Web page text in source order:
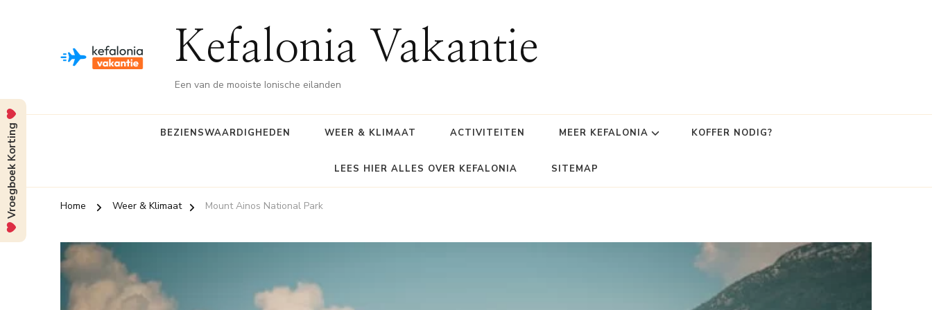
Kefalonia Vakantie
Een van de mooiste Ionische eilanden
BEZIENSWAARDIGHEDEN WEER & KLIMAAT ACTIVITEITEN MEER KEFALONIA KOFFER NODIG?
LEES HIER ALLES OVER KEFALONIA SITEMAP
Home Weer & Klimaat Mount Ainos National Park
Vroegboek Korting